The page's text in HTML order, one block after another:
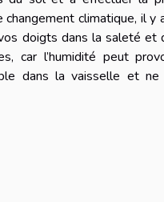
climatique, il y
doigts dans la saleté et
car l’humidité peut
dans la vaisselle et ne